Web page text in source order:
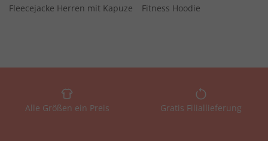
Fleecejacke Herren mit Kapuze
Fitness Hoodie
Alle Größen ein Preis Gratis Filiallieferung